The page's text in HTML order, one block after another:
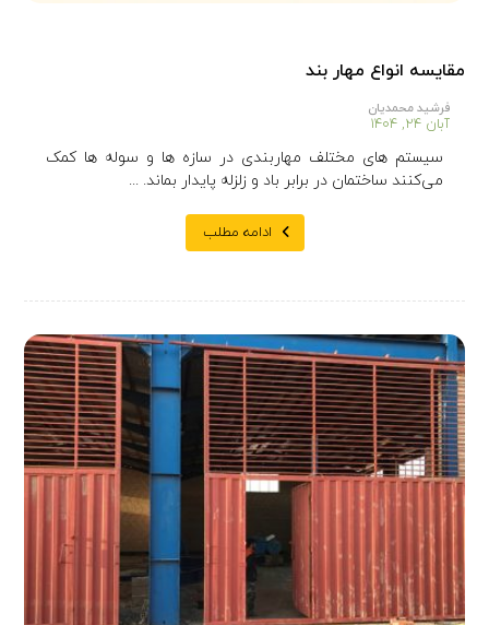
مقایسه انواع مهار بند
فرشید محمدیان
آبان ۲۴, ۱۴۰۴
سیستم‌ های مختلف مهاربندی در سازه‌ ها و سوله‌ ها کمک
می‌کنند ساختمان در برابر باد و زلزله پایدار بماند. ...
ادامه مطلب